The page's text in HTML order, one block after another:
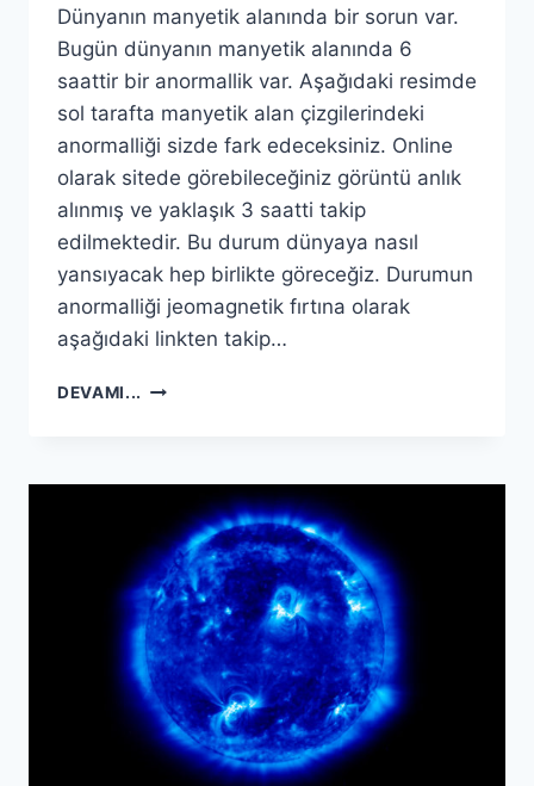
Dünyanın manyetik alanında bir sorun var.
Bugün dünyanın manyetik alanında 6
saattir bir anormallik var. Aşağıdaki resimde
sol tarafta manyetik alan çizgilerindeki
anormalliği sizde fark edeceksiniz. Online
olarak sitede görebileceğiniz görüntü anlık
alınmış ve yaklaşık 3 saatti takip
edilmektedir. Bu durum dünyaya nasıl
yansıyacak hep birlikte göreceğiz. Durumun
anormalliği jeomagnetik fırtına olarak
aşağıdaki linkten takip…
DEVAMI... DÜNYANIN
SORUN
VAR…